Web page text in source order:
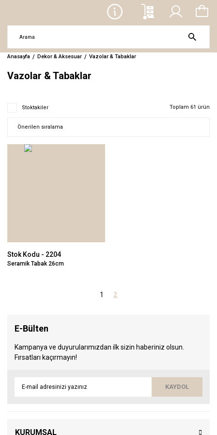
Anasayfa Dekor & Aksesuar Vazolar & Tabaklar
Vazolar & Tabaklar
Stoktakiler Toplam 61 ürün
Stok Kodu - 2204
Seramik Tabak 26cm
1 2
E-Bülten
Kampanya ve duyurularımızdan ilk sizin haberiniz olsun.
Fırsatları kaçırmayın!
KAYDOL
KURUMSAL